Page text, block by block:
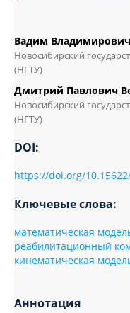
Вадим
Новосибирский
(НГТУ)
Дмитрий Павлович
Новосибирский
(НГТУ)
DOI:
https://doi.org/
Ключевые слова:
математическая
реабилитационный
кинематическая
Аннотация